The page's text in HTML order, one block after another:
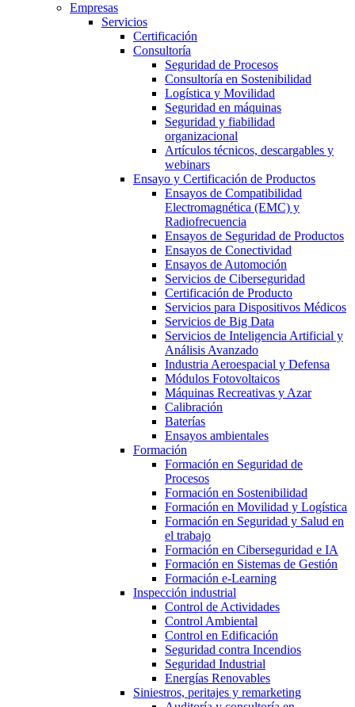
Empresas
Servicios
Certificación
Consultoría
Seguridad de Procesos
Consultoría en Sostenibilidad
Logística y Movilidad
Seguridad en máquinas
Seguridad y fiabilidad
organizacional
Artículos técnicos, descargables y
webinars
Ensayo y Certificación de Productos
Ensayos de Compatibilidad
Electromagnética (EMC) y
Radiofrecuencia
Ensayos de Seguridad de Productos
Ensayos de Conectividad
Ensayos de Automoción
Servicios de Ciberseguridad
Certificación de Producto
Servicios para Dispositivos Médicos
Servicios de Big Data
Servicios de Inteligencia Artificial y
Análisis Avanzado
Industria Aeroespacial y Defensa
Módulos Fotovoltaicos
Máquinas Recreativas y Azar
Calibración
Baterías
Ensayos ambientales
Formación
Formación en Seguridad de
Procesos
Formación en Sostenibilidad
Formación en Movilidad y Logística
Formación en Seguridad y Salud en
el trabajo
Formación en Ciberseguridad e IA
Formación en Sistemas de Gestión
Formación e-Learning
Inspección industrial
Control de Actividades
Control Ambiental
Control en Edificación
Seguridad contra Incendios
Seguridad Industrial
Energías Renovables
Siniestros, peritajes y remarketing